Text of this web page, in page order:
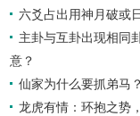
六爻占出用神月破或
主卦与互卦出现相同
意？
仙家为什么要抓弟马？
龙虎有情：环抱之势